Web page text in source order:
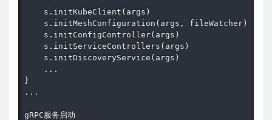
    s.initKubeClient(args)
s.initMeshConfiguration(args,
    s.initServiceControllers(args)
    s.initDiscoveryService(args)
    ...
}
...
gRPC服务启动